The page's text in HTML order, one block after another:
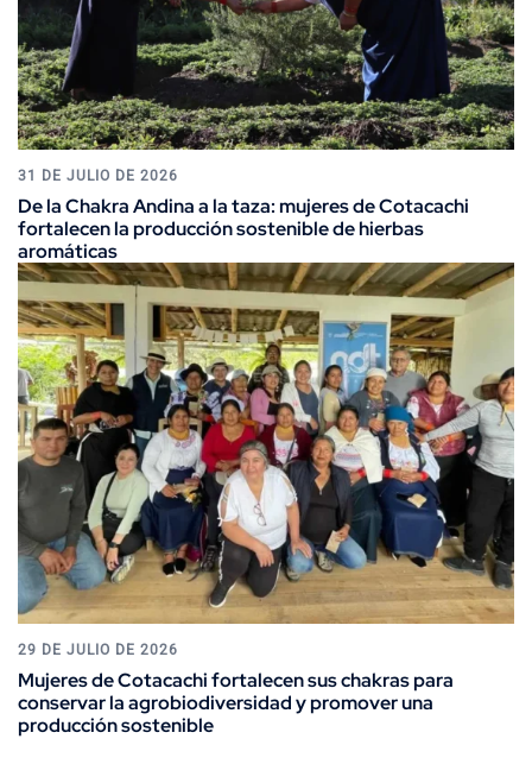
31 DE JULIO DE 2026
De la Chakra Andina a la taza: mujeres de Cotacachi
fortalecen la producción sostenible de hierbas
aromáticas
29 DE JULIO DE 2026
Mujeres de Cotacachi fortalecen sus chakras para
conservar la agrobiodiversidad y promover una
producción sostenible